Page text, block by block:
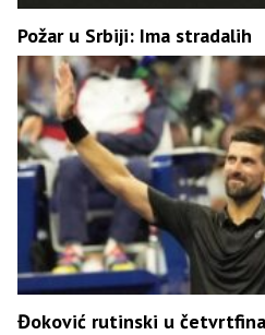
Požar u Srbiji: Ima stradalih
Đoković rutinski u